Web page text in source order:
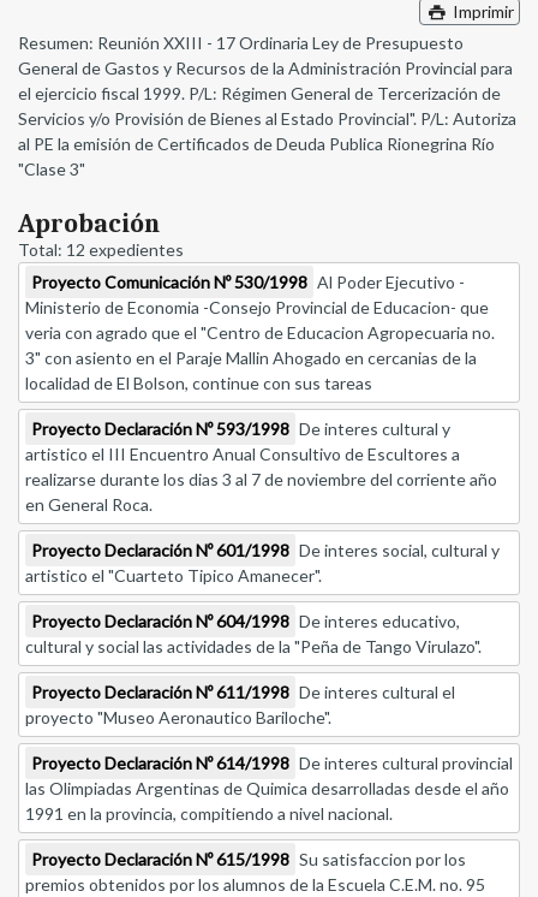
Imprimir
Resumen: Reunión XXIII - 17 Ordinaria Ley de Presupuesto
General de Gastos y Recursos de la Administración Provincial para
el ejercicio fiscal 1999. P/L: Régimen General de Tercerización de
Servicios y/o Provisión de Bienes al Estado Provincial". P/L: Autoriza
al PE la emisión de Certificados de Deuda Publica Rionegrina Río
"Clase 3"
Aprobación
Total: 12 expedientes
Proyecto Comunicación Nº 530/1998 Al Poder Ejecutivo -
Ministerio de Economia -Consejo Provincial de Educacion- que
veria con agrado que el "Centro de Educacion Agropecuaria no.
3" con asiento en el Paraje Mallin Ahogado en cercanias de la
localidad de El Bolson, continue con sus tareas
Proyecto Declaración Nº 593/1998 De interes cultural y
artistico el III Encuentro Anual Consultivo de Escultores a
realizarse durante los dias 3 al 7 de noviembre del corriente año
en General Roca.
Proyecto Declaración Nº 601/1998 De interes social, cultural y
artistico el "Cuarteto Tipico Amanecer".
Proyecto Declaración Nº 604/1998 De interes educativo,
cultural y social las actividades de la "Peña de Tango Virulazo".
Proyecto Declaración Nº 611/1998 De interes cultural el
proyecto "Museo Aeronautico Bariloche".
Proyecto Declaración Nº 614/1998 De interes cultural provincial
las Olimpiadas Argentinas de Quimica desarrolladas desde el año
1991 en la provincia, compitiendo a nivel nacional.
Proyecto Declaración Nº 615/1998 Su satisfaccion por los
premios obtenidos por los alumnos de la Escuela C.E.M. no. 95